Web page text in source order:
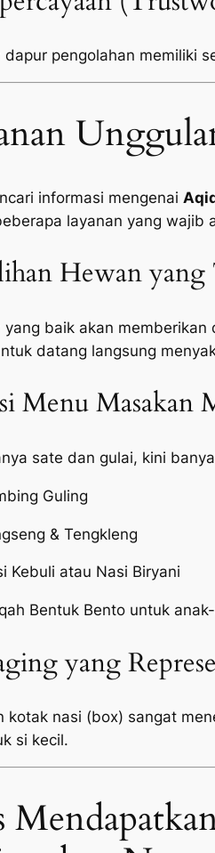
dapur pengolahan memiliki
informasi mengenai
layanan yang wajib
Hewan yang
yang baik akan
datang langsung
Menu Masakan
sate dan gulai, kini
Guling
& Tengkleng
Kebuli atau Nasi Biryani
Bentuk Bento untuk
yang
kotak nasi (box) sangat
si kecil.